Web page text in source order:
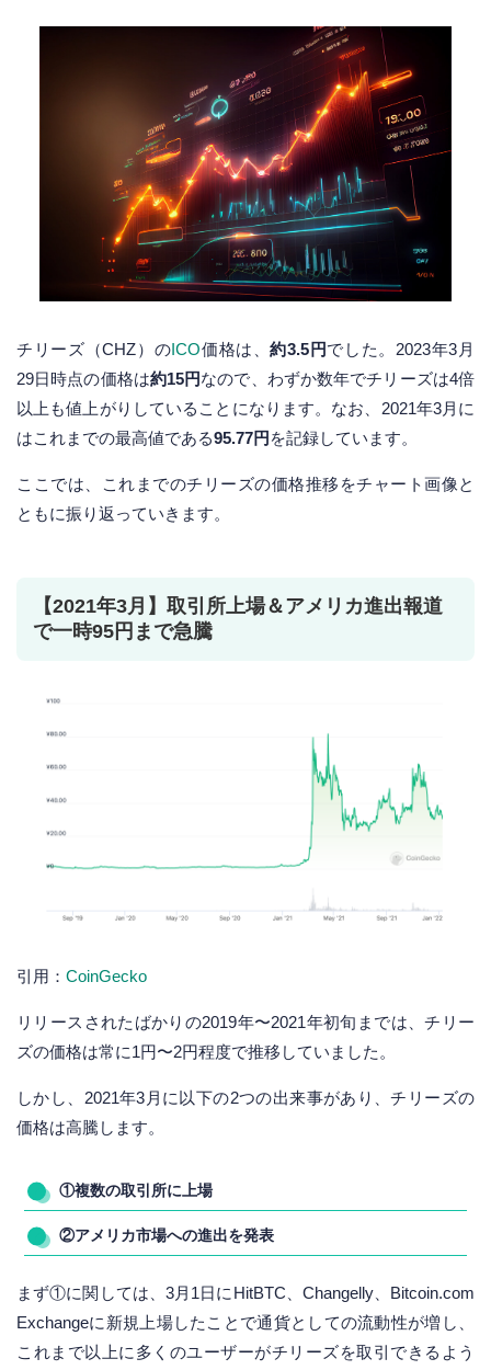
チリーズ（CHZ）のICO価格は、約3.5円でした。2023年3月
29日時点の価格は約15円なので、わずか数年でチリーズは4倍
以上も値上がりしていることになります。なお、2021年3月に
はこれまでの最高値である95.77円 を記録しています。
ここでは、これまでのチリーズの価格推移をチャート画像と
ともに振り返っていきます。
【2021年3月】取引所上場＆アメリカ進出報道
で一時95円まで急騰
引用： CoinGecko
リリースされたばかりの2019年〜2021年初旬までは、チリー
ズの価格は常に1円〜2円程度で推移していました。
しかし、2021年3月に以下の2つの出来事があり、チリーズの
価格は高騰します。
①複数の取引所に上場
②アメリカ市場への進出を発表
まず①に関しては、3月1日にHitBTC、Changelly、Bitcoin.com
Exchangeに新規上場したことで通貨としての流動性が増し、
これまで以上に多くのユーザーがチリーズを取引できるよう